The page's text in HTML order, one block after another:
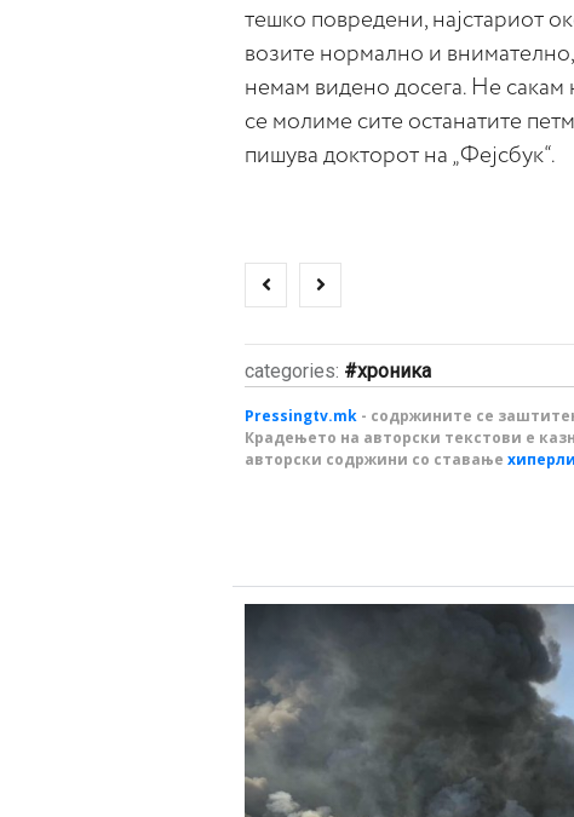
тешко повредени, најстариот
возите нормално и
немам видено досега. Не
се молиме сите останатите
пишува докторот на „Фејсбук“.
categories: хроника
Pressingtv.mk - содржините се
Крадењето на авторски текстови е
авторски содржини со ставање